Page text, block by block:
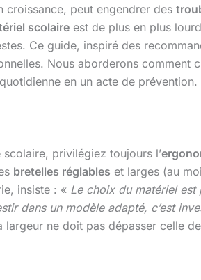
croissance, peut engendrer des
scolaire est de plus en plus
Ce guide, inspiré des
Nous aborderons comment
en un acte de prévention.
privilégiez toujours l’
bretelles réglables et larges (au
insiste : « Le choix du matériel est
dans un modèle adapté, c’est
ne doit pas dépasser celle